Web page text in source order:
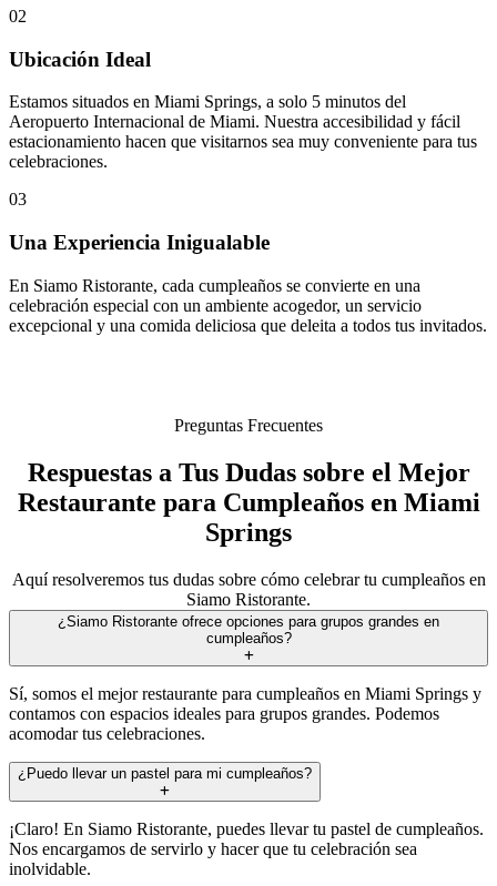
02
Ubicación Ideal
Estamos situados en Miami Springs, a solo 5 minutos del
Aeropuerto Internacional de Miami. Nuestra accesibilidad y fácil
estacionamiento hacen que visitarnos sea muy conveniente para tus
celebraciones.
03
Una Experiencia Inigualable
En Siamo Ristorante, cada cumpleaños se convierte en una
celebración especial con un ambiente acogedor, un servicio
excepcional y una comida deliciosa que deleita a todos tus invitados.
Preguntas Frecuentes
Respuestas a Tus Dudas sobre el Mejor
Restaurante para Cumpleaños en Miami
Springs
Aquí resolveremos tus dudas sobre cómo celebrar tu cumpleaños en
Siamo Ristorante.
¿Siamo Ristorante ofrece opciones para grupos grandes en
cumpleaños?
Sí, somos el mejor restaurante para cumpleaños en Miami Springs y
contamos con espacios ideales para grupos grandes. Podemos
acomodar tus celebraciones.
¿Puedo llevar un pastel para mi cumpleaños?
¡Claro! En Siamo Ristorante, puedes llevar tu pastel de cumpleaños.
Nos encargamos de servirlo y hacer que tu celebración sea
inolvidable.